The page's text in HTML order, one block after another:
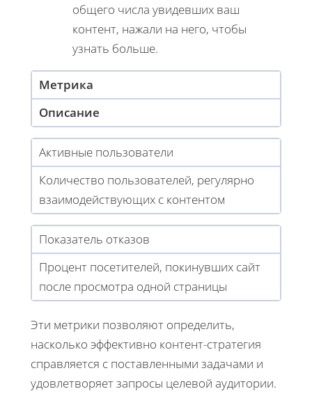
общего числа увидевших ваш
контент, нажали на него, чтобы
узнать больше.
Метрика
Описание
Активные пользователи
Количество пользователей, регулярно
взаимодействующих с контентом
Показатель отказов
Процент посетителей, покинувших сайт
после просмотра одной страницы
Эти метрики позволяют определить,
насколько эффективно контент-стратегия
справляется с поставленными задачами и
удовлетворяет запросы целевой аудитории.